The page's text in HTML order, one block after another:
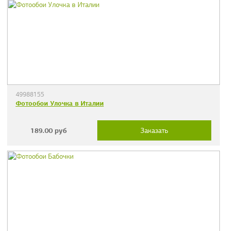
49988155
Фотообои Улочка в Италии
189.00 руб Заказать